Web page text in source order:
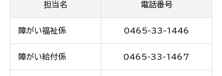
担当名 電話番号
障がい福祉係 0465-33-1446
障がい給付係 0465-33-1467